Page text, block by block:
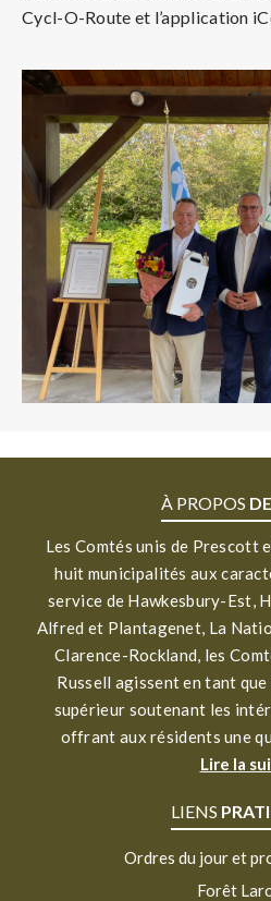
Cycl-O-Route et l’application
À PROPOS
Les Comtés unis de Prescott
huit municipalités aux
service de Hawkesbury-Est,
Alfred et Plantagenet, La
Clarence-Rockland, les
Russell agissent en tant
supérieur soutenant les
offrant aux résidents une
Lire la
LIENS
Ordres du jour et
Forêt